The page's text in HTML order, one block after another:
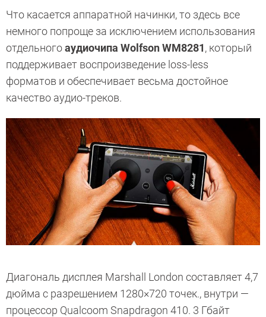
Что касается аппаратной начинки, то здесь все
немного попроще за исключением использования
отдельногоаудиочипа Wolfson WM8281, который
поддерживает воспроизведение loss-less
форматов и обеспечивает весьма достойное
качество аудио-треков.
Диагональ дисплея Marshall London составляет 4,7
дюйма c разрешением 1280×720 точек., внутри —
процессор Qualcoom Snapdragon 410. 3 Гбайт